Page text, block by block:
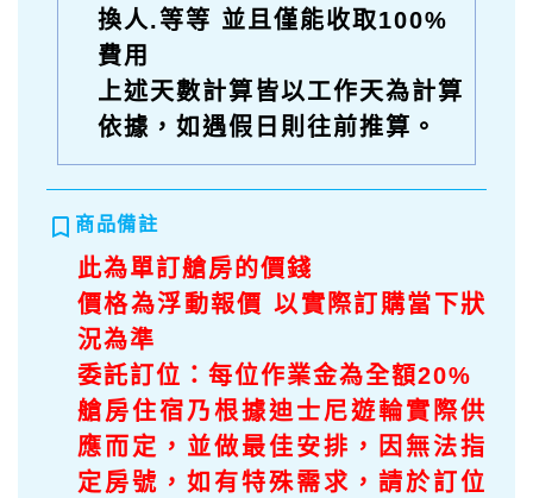
換人.等等 並且僅能收取100%
費用
上述天數計算皆以工作天為計算
依據，如遇假日則往前推算。
bookmark_border 商品備註
此為單訂艙房的價錢
價格為浮動報價 以實際訂購當下狀
況為準
委託訂位：每位作業金為全額20%
艙房住宿乃根據迪士尼遊輪實際供
應而定，並做最佳安排，因無法指
定房號，如有特殊需求，請於訂位